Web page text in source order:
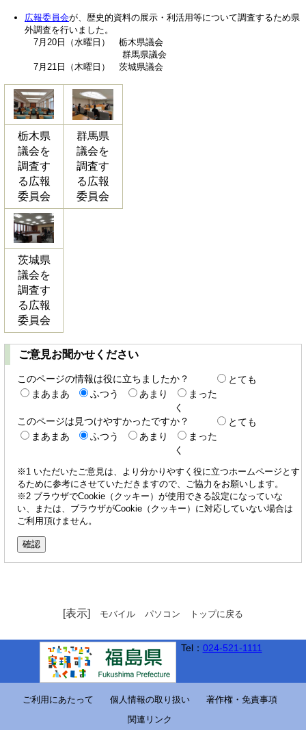
広報委員会が、歴史的資料の展示・利活用等について調査するため県
外調査を行いました。
7月20日（水曜日） 栃木県議会
群馬県議会
7月21日（木曜日） 茨城県議会
栃木県
議会を
調査す
る広報
委員会
群馬県
議会を
調査す
る広報
委員会
茨城県
議会を
調査す
る広報
委員会
ご意見お聞かせください
このページの情報は役に立ちましたか？
とても
まあまあ
ふつう あまり
まった
く
このページは見つけやすかったですか？
とても
まあまあ
ふつう あまり
まった
く
※1 いただいたご意見は、より分かりやすく役に立つホームページとす
るために参考にさせていただきますので、ご協力をお願いします。
※2 ブラウザでCookie（クッキー）が使用できる設定になっていな
い、または、ブラウザがCookie（クッキー）に対応していない場合は
ご利用頂けません。
[表示] モバイル パソコン トップに戻る
Tel： 024-521-1111
ご利用にあたって 個人情報の取り扱い
著作権・免責事項
関連リンク